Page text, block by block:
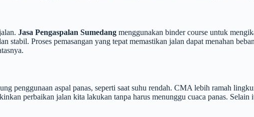
Jasa Pengaspalan Sumedang menggunakan binder course untuk
stabil. Proses pemasangan yang tepat memastikan jalan dapat menahan
penggunaan aspal panas, seperti saat suhu rendah. CMA lebih ramah
perbaikan jalan kita lakukan tanpa harus menunggu cuaca panas.